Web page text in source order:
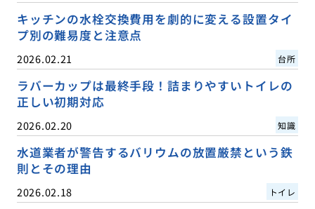
キッチンの水栓交換費用を劇的に変える設置タイ
プ別の難易度と注意点
2026.02.21 台所
ラバーカップは最終手段！詰まりやすいトイレの
正しい初期対応
2026.02.20 知識
水道業者が警告するバリウムの放置厳禁という鉄
則とその理由
2026.02.18 トイレ